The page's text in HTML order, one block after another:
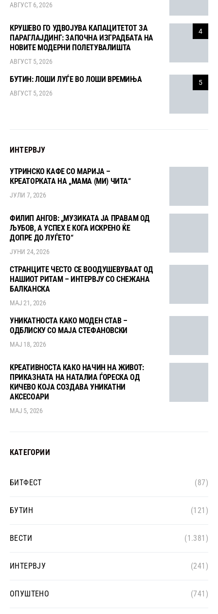
АВГУСТ 6, 2026
4
КРУШЕВО ГО УДВОЈУВА КАПАЦИТЕТОТ ЗА
ПАРАГЛАЈДИНГ: ЗАПОЧНА ИЗГРАДБАТА НА
НОВИТЕ МОДЕРНИ ПОЛЕТУВАЛИШТА
АВГУСТ 5, 2026
5
БУТИН: ЛОШИ ЛУЃЕ ВО ЛОШИ ВРЕМИЊА
АВГУСТ 5, 2026
ИНТЕРВЈУ
УТРИНСКО КАФЕ СО МАРИЈА –
КРЕАТОРКАТА НА „МАМА (МИ) ЧИТА“
ЈУЛИ 7, 2026
ФИЛИП АНГОВ: „МУЗИКАТА ЈА ПРАВАМ ОД
ЉУБОВ, А УСПЕХ Е КОГА ИСКРЕНО ЌЕ
ДОПРЕ ДО ЛУЃЕТО“
ЈУНИ 24, 2026
СТРАНЦИТЕ ЧЕСТО СЕ ВООДУШЕВУВААТ ОД
НАШИОТ РИТАМ – ИНТЕРВЈУ СО СНЕЖАНА
БАЛКАНСКА
МАЈ 21, 2026
УНИКАТНОСТА КАКО МОДЕН СТАВ –
ОДБЛИСКУ СО МАЈА СТЕФАНОВСКИ
МАЈ 18, 2026
КРЕАТИВНОСТА КАКО НАЧИН НА ЖИВОТ:
ПРИКАЗНАТА НА НАТАЛИА ЃОРЕСКА ОД
КИЧЕВО КОЈА СОЗДАВА УНИКАТНИ
АКСЕСОАРИ
МАЈ 5, 2026
КАТЕГОРИИ
БИТФЕСТ (87)
БУТИН (121)
ВЕСТИ (1.381)
ИНТЕРВЈУ (241)
ОПУШТЕНО (741)